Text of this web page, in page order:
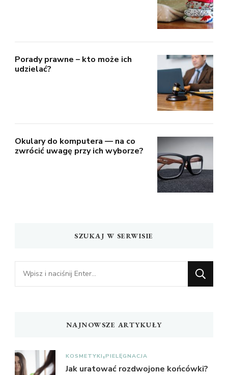
Porady prawne – kto może ich
udzielać?
Okulary do komputera — na co
zwrócić uwagę przy ich wyborze?
SZUKAJ W SERWISIE
Szukasz
czegoś?
NAJNOWSZE ARTYKUŁY
KOSMETYKI PIELĘGNACJA
Jak uratować rozdwojone końcówki?